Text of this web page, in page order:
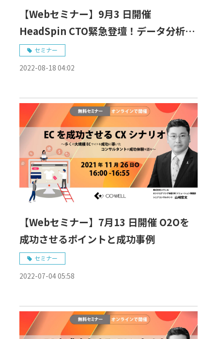
【Webセミナー】9月3 日開催
HeadSpin CTO緊急登壇！データ分析が
変えるソフトウェアテストの未来
セミナー
2022-08-18 04:02
【Webセミナー】7月13 日開催 O2Oを
成功させるポイントと成功事例
セミナー
2022-07-04 05:58